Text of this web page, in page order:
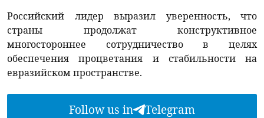
Российский лидер выразил уверенность, что
страны продолжат конструктивное
многостороннее сотрудничество в целях
обеспечения процветания и стабильности на
евразийском пространстве.
Follow us in Telegram